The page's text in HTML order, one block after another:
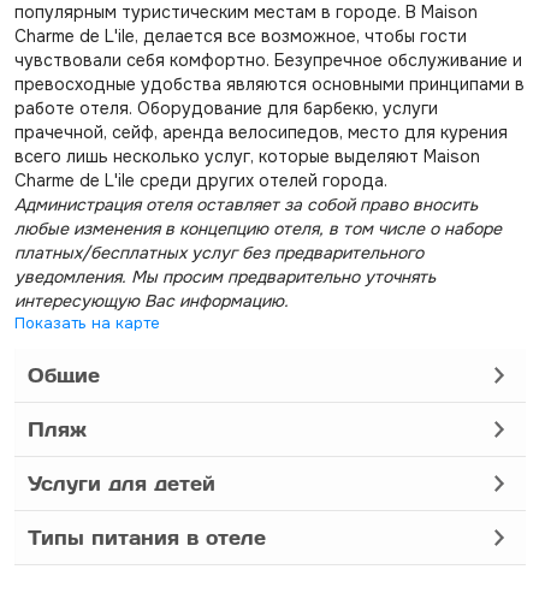
популярным туристическим местам в городе. В Maison
Charme de L'ile, делается все возможное, чтобы гости
чувствовали себя комфортно. Безупречное обслуживание и
превосходные удобства являются основными принципами в
работе отеля. Оборудование для барбекю, услуги
прачечной, сейф, аренда велосипедов, место для курения
всего лишь несколько услуг, которые выделяют Maison
Charme de L'ile среди других отелей города.
Администрация отеля оставляет за собой право вносить
любые изменения в концепцию отеля, в том числе о наборе
платных/бесплатных услуг без предварительного
уведомления. Мы просим предварительно уточнять
интересующую Вас информацию.
Показать на карте
Общие
Пляж
Услуги для детей
Типы питания в отеле